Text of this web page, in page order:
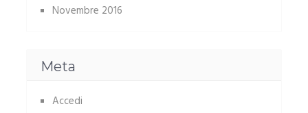
Novembre 2016
Meta
Accedi